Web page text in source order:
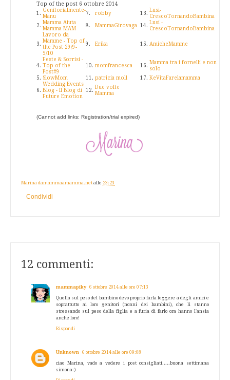
Top of the post 6 ottobre 2014
1.
Genitorialmente-
Manu
7. robby 13.
Lusi-
CrescoTornandoBambina
2.
Mamma Aiuta
Mamma MAM
8. MammaGirovaga 14.
Lusi -
CrescoTornandoBambina
3.
Lavoro da
Mamme - Top of
the Post 29/9-
5/10
9. Erika 15. AmicheMamme
4.
Feste & Sorrisi -
Top of the
Post#9
10. momfrancesca 16.
Mamma tra i fornelli e non
solo
5. SlowMom 11. patricia moll 17. KeVitaFarelamamma
6.
Wedding Events
Blog - Il Blog di
Future Emotion
12.
Due volte
Mamma
(Cannot add links: Registration/trial expired)
Marina damammaamamma.net alle 23:23
Condividi
12 commenti:
mammapiky 6 ottobre 2014 alle ore 07:13
Quella sul peso del bambino devo proprio farla leggere a degli amici e
soprattutto ai loro genitori (nonni dei bambini), che li stanno
stressando sul peso della figlia e a furia di farlo ora hanno l'ansia
anche loro!
Rispondi
Unknown 6 ottobre 2014 alle ore 09:08
ciao Marina, vado a vedere i post consigliati.....buona settimana
simona:)